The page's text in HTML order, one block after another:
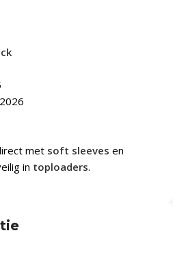
met soft sleeves en
in toploaders.